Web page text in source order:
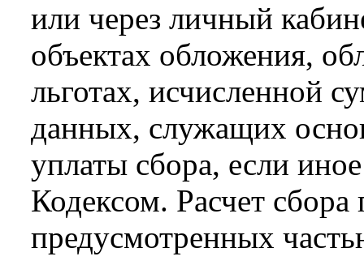
или через личный
объектах обложения,
льготах, исчисленной
данных, служащих
уплаты сбора, если
Кодексом. Расчет сбора
предусмотренных